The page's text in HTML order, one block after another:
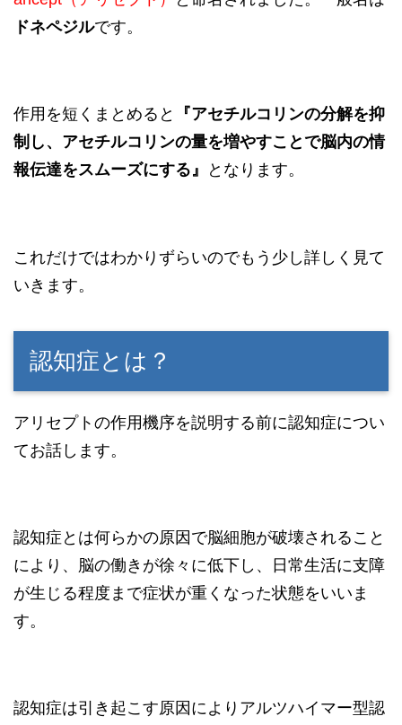
ドネペジルです。
作用を短くまとめると
『アセチルコリンの分解を抑
制し、アセチルコリンの量を増やすことで脳内の情
報伝達をスムーズにする』
となります。
これだけではわかりずらいのでもう少し詳しく見て
いきます。
認知症とは？
アリセプトの作用機序を説明する前に認知症につい
てお話します。
認知症とは何らかの原因で脳細胞が破壊されること
により、脳の働きが徐々に低下し、日常生活に支障
が生じる程度まで症状が重くなった状態をいいま
す。
認知症は引き起こす原因によりアルツハイマー型認